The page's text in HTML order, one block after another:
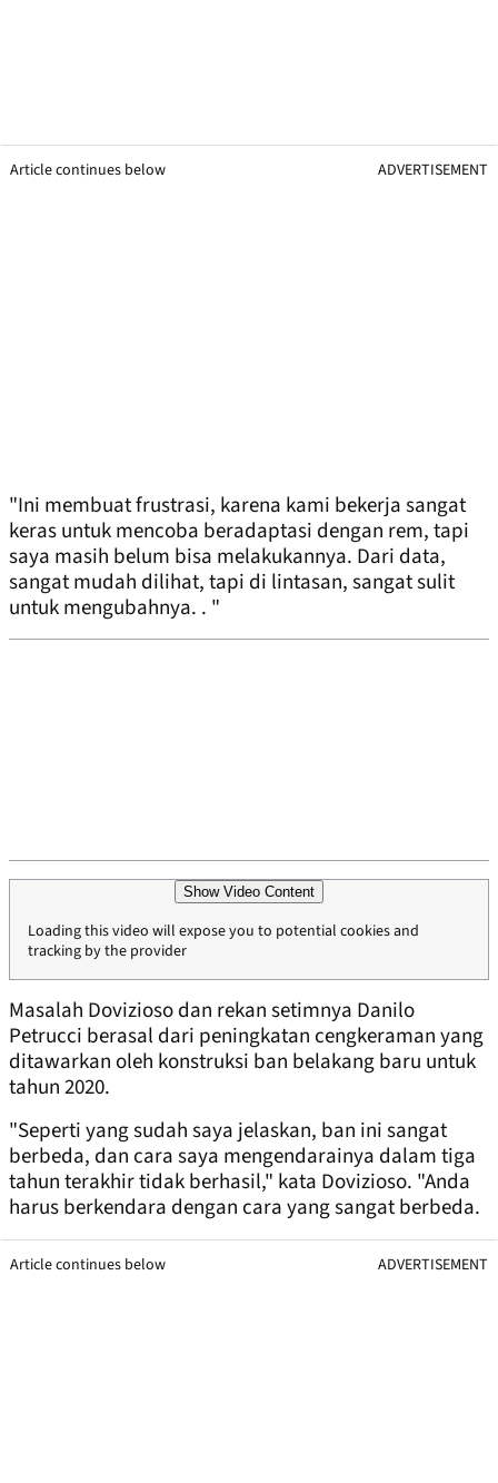
Article continues below ADVERTISEMENT
"Ini membuat frustrasi, karena kami bekerja sangat
keras untuk mencoba beradaptasi dengan rem, tapi
saya masih belum bisa melakukannya. Dari data,
sangat mudah dilihat, tapi di lintasan, sangat sulit
untuk mengubahnya. . "
Show Video Content
Loading this video will expose you to potential cookies and
tracking by the provider
Masalah Dovizioso dan rekan setimnya Danilo
Petrucci berasal dari peningkatan cengkeraman yang
ditawarkan oleh konstruksi ban belakang baru untuk
tahun 2020.
"Seperti yang sudah saya jelaskan, ban ini sangat
berbeda, dan cara saya mengendarainya dalam tiga
tahun terakhir tidak berhasil," kata Dovizioso. "Anda
harus berkendara dengan cara yang sangat berbeda.
Article continues below ADVERTISEMENT